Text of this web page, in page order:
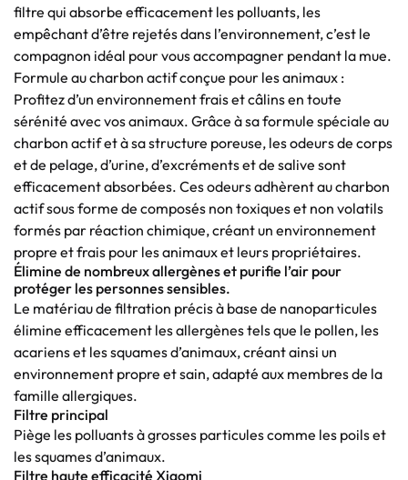
filtre qui absorbe efficacement les polluants, les
empêchant d’être rejetés dans l’environnement, c’est le
compagnon idéal pour vous accompagner pendant la mue.
Formule au charbon actif conçue pour les animaux :
Profitez d’un environnement frais et câlins en toute
sérénité avec vos animaux. Grâce à sa formule spéciale au
charbon actif et à sa structure poreuse, les odeurs de corps
et de pelage, d’urine, d’excréments et de salive sont
efficacement absorbées. Ces odeurs adhèrent au charbon
actif sous forme de composés non toxiques et non volatils
formés par réaction chimique, créant un environnement
propre et frais pour les animaux et leurs propriétaires.
Élimine de nombreux allergènes et purifie l’air pour
protéger les personnes sensibles.
Le matériau de filtration précis à base de nanoparticules
élimine efficacement les allergènes tels que le pollen, les
acariens et les squames d’animaux, créant ainsi un
environnement propre et sain, adapté aux membres de la
famille allergiques.
Filtre principal
Piège les polluants à grosses particules comme les poils et
les squames d’animaux.
Filtre haute efficacité Xiaomi